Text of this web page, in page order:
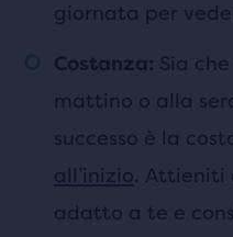
giornata per
Costanza: Sia
mattino o alla
successo è la
all’inizio. Attieniti
adatto a te e